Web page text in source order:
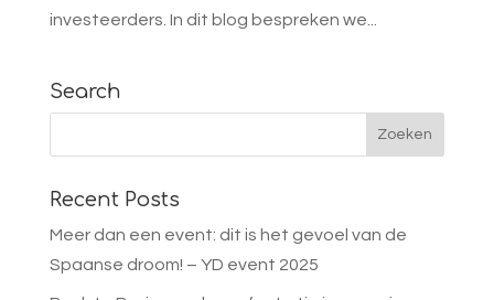
investeerders. In dit blog bespreken we...
Search
Recent Posts
Meer dan een event: dit is het gevoel van de
Spaanse droom! – YD event 2025